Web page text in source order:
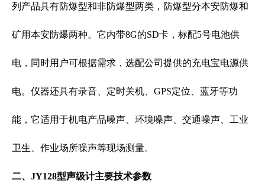
列产品具有防爆型和非防爆型两类，防爆型分本安防爆和
矿用本安防爆两种。它内带8G的SD卡，标配5号电池供
电，同时用户可根据需求，选配公司提供的充电宝电源供
电。仪器还具有录音、定时关机、GPS定位、蓝牙等功
能，它适用于机电产品噪声、环境噪声、交通噪声、工业
卫生、作业场所噪声等现场测量。
二、JY128型声级计主要技术参数